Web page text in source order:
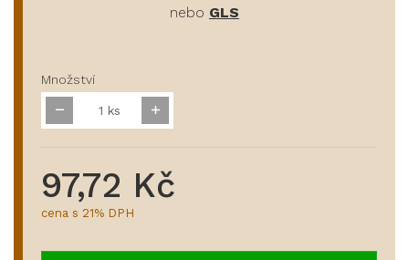
nebo GLS
Množství
ks
97,72 Kč
cena s 21% DPH